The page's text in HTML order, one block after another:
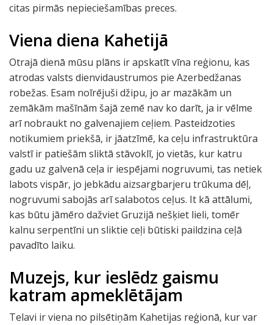
citas pirmās nepieciešamības preces.
Viena diena Kahetijā
Otrajā dienā mūsu plāns ir apskatīt vīna reģionu, kas
atrodas valsts dienvidaustrumos pie Azerbedžanas
robežas. Esam noīrējuši džipu, jo ar mazākām un
zemākām mašīnām šajā zemē nav ko darīt, ja ir vēlme
arī nobraukt no galvenajiem ceļiem. Pasteidzoties
notikumiem priekšā, ir jāatzīmē, ka ceļu infrastruktūra
valstī ir patiešām sliktā stāvoklī, jo vietās, kur katru
gadu uz galvenā ceļa ir iespējami nogruvumi, tas netiek
labots vispār, jo jebkādu aizsargbarjeru trūkuma dēļ,
nogruvumi sabojās arī salabotos ceļus. It kā attālumi,
kas būtu jāmēro dažviet Gruzijā nešķiet lieli, tomēr
kalnu serpentīni un sliktie ceļi būtiski paildzina ceļā
pavadīto laiku.
Muzejs, kur ieslēdz gaismu
katram apmeklētājam
Telavi ir viena no pilsētiņām Kahetijas reģionā, kur var